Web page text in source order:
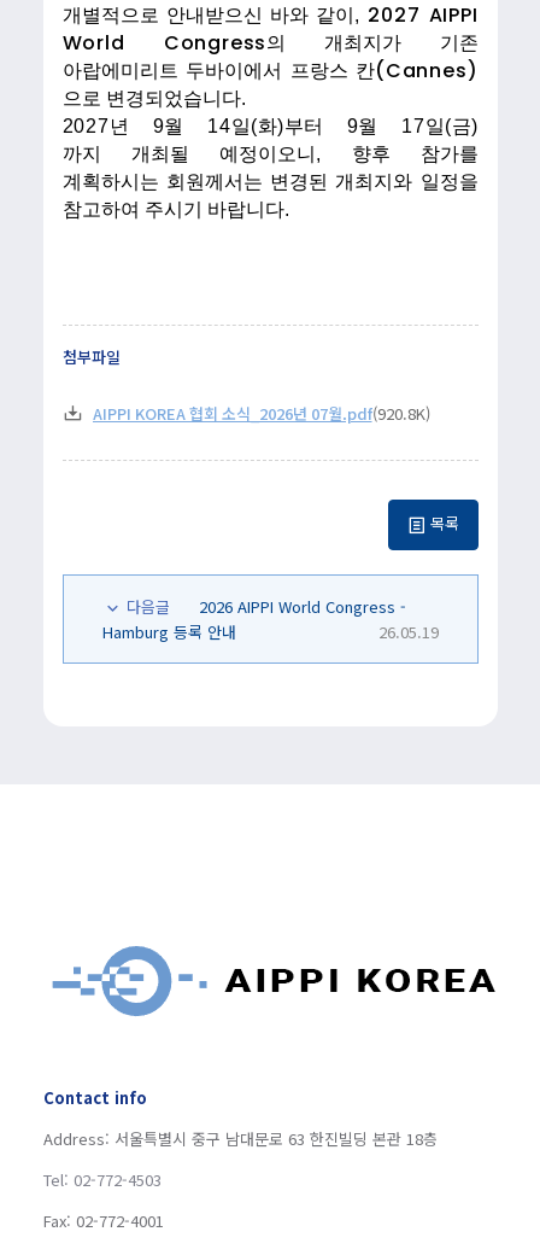
개 별적으로 안내받으신 바와 같이 , 2027 AIPPI
World Congress의 개최지가 기존
아랍에미리트 두바이에서 프랑스 칸(Cannes)
으로 변경되었습니다.
2027년 9월 14일(화)부터 9월 17일(금)
까지
개최될 예정이오니 , 향후 참가를
계획하시는 회원께서는 변경된 개최지와 일정을
참고하여 주시기 바랍니다.
첨부파일
AIPPI KOREA 협회 소식_2026년 07월.pdf(920.8K)
목록
다음글
2026 AIPPI World Congress -
Hamburg 등록 안내
26.05.19
Contact info
Address: 서울특별시 중구 남대문로 63 한진빌딩 본관 18층
Tel: 02-772-4503
Fax: 02-772-4001